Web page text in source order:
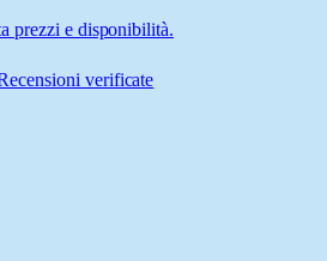
prezzi e disponibilità.
verificate